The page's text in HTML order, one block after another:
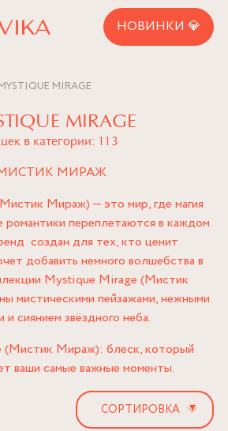
НОВИНКИ 💎
MIRAGE
MIRAGE
в категории: 113
МИРАЖ
Мираж) — это мир, где магия
романтики переплетаются в каждом
создан для тех, кто ценит
добавить немного волшебства в
Mystique Mirage (Мистик
мистическими пейзажами, нежными
и сиянием звёздного неба.
(Мистик Мираж): блеск, который
ваши самые важные моменты.
▾